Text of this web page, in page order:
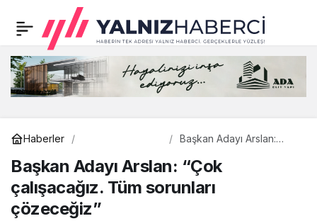
Haberler
Başkan Adayı Arslan:
sorunları çözeceğiz”
Başkan Adayı Arslan: “Çok
çalışacağız. Tüm sorunları
çözeceğiz”
Murat Durak, 18 Mart
Zaferini Çanakkale’den
kutladı
0